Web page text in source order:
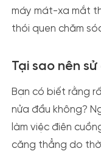
máy mát-xa mắt
thói quen chăm
Tại sao nên
Bạn có biết rằng
nửa đầu không?
làm việc điên
căng thẳng do